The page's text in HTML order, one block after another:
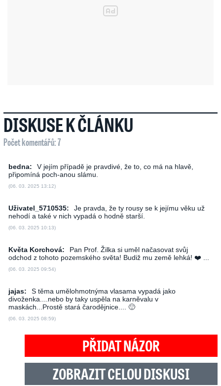
DISKUSE K ČLÁNKU
Počet komentářů: 7
bedna:
V jejím případě je pravdivé, že to, co má na hlavě,
připomíná poch-anou slámu.
(06. 03. 2025 13:12)
Uživatel_5710535:
Je pravda, že ty rousy se k jejímu věku už
nehodí a také v nich vypadá o hodně starší.
(06. 03. 2025 10:13)
Květa Korchová:
Pan Prof. Žilka si uměl načasovat svůj
odchod z tohoto pozemského světa! Budiž mu země lehká! ❤️‍ ...
(06. 03. 2025 09:54)
jajas:
S těma umělohmotnýma vlasama vypadá jako
divoženka....nebo by taky uspěla na karněvalu v
maskách...Prostě stará čarodějnice.... 🙂
(06. 03. 2025 08:59)
PŘIDAT NÁZOR
ZOBRAZIT CELOU DISKUSI